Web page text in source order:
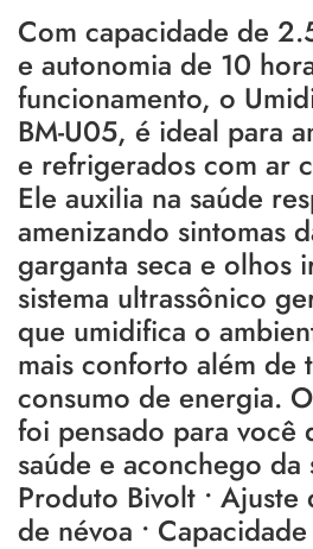
Com capacidade de
e autonomia de 10
funcionamento, o
BM-U05, é ideal para
e refrigerados com ar
Ele auxilia na saúde
amenizando sintomas
garganta seca e olhos
sistema ultrassônico
que umidifica o
mais conforto além de
consumo de energia.
foi pensado para você
saúde e aconchego da
Produto Bivolt • Ajuste
de névoa •